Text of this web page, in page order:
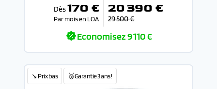
Dès170 €
Par mois en LOA
20 390 €
29 500 €
Economisez9 110 €
↘️ Prix bas 🥉Garantie 3 ans !